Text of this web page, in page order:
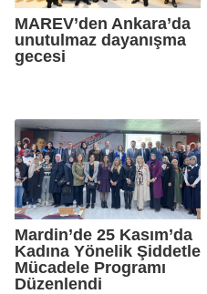
MAREV’den Ankara’da
unutulmaz dayanışma
gecesi
Mardin’de 25 Kasım’da
Kadına Yönelik Şiddetle
Mücadele Programı
Düzenlendi